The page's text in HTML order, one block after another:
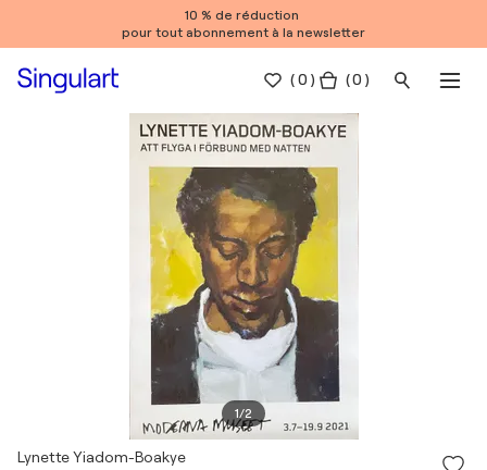
10 % de réduction
pour tout abonnement à la newsletter
(0 ) ( 0 )
1/2
Lynette Yiadom-Boakye